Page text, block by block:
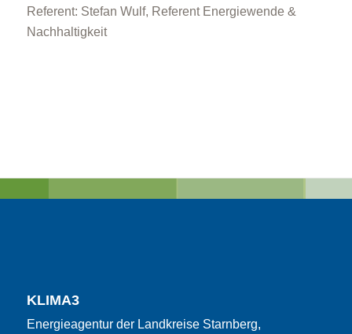
Referent: Stefan Wulf, Referent Energiewende &
Nachhaltigkeit
KLIMA3
Energieagentur der Landkreise Starnberg,